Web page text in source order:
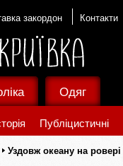
закордон Контакти
Публіцистичні
Одяг
Уздовж океану на ровері